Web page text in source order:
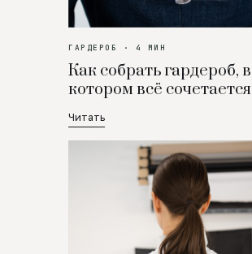
ГАРДЕРОБ · 4 МИН
Как собрать гардероб, в
котором всё сочетается
Читать